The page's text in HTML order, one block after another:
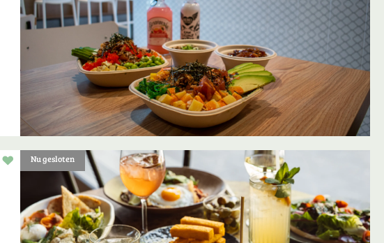
Nu gesloten
Restaurant toevoegen aan favorieten